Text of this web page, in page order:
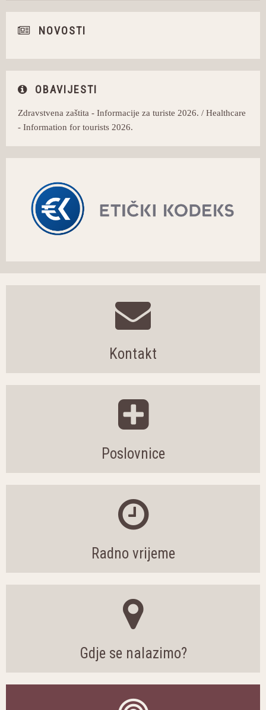
NOVOSTI
OBAVIJESTI
Zdravstvena zaštita - Informacije za turiste 2026. / Healthcare
- Information for tourists 2026.
Kontakt
Poslovnice
Radno vrijeme
Gdje se nalazimo?